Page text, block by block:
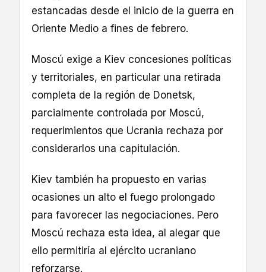
estancadas desde el inicio de la guerra en
Oriente Medio a fines de febrero.
Moscú exige a Kiev concesiones políticas
y territoriales, en particular una retirada
completa de la región de Donetsk,
parcialmente controlada por Moscú,
requerimientos que Ucrania rechaza por
considerarlos una capitulación.
Kiev también ha propuesto en varias
ocasiones un alto el fuego prolongado
para favorecer las negociaciones. Pero
Moscú rechaza esta idea, al alegar que
ello permitiría al ejército ucraniano
reforzarse.